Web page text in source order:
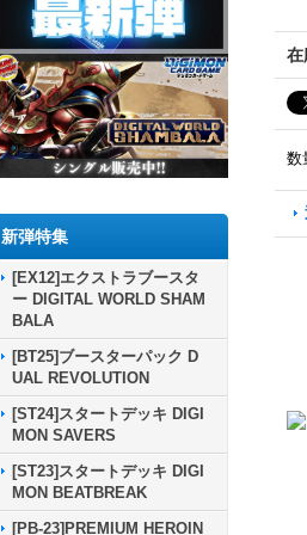
新弾特集
[EX12]エクストラブースタ
ー DIGITAL WORLD SHAM
BALA
[BT25]ブースターパック D
UAL REVOLUTION
[ST24]スタートデッキ DIGI
MON SAVERS
[ST23]スタートデッキ DIGI
MON BEATBREAK
[PB-23]PREMIUM HEROIN
在
数